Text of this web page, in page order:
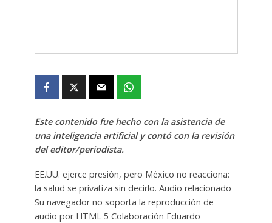
Este contenido fue hecho con la asistencia de
una inteligencia artificial y contó con la revisión
del editor/periodista.
EE.UU. ejerce presión, pero México no reacciona:
la salud se privatiza sin decirlo. Audio relacionado
Su navegador no soporta la reproducción de
audio por HTML 5 Colaboración Eduardo